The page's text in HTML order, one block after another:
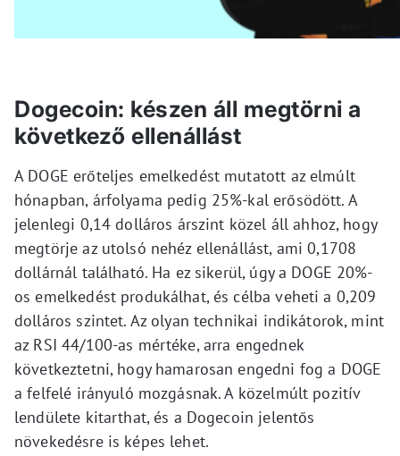
Dogecoin: készen áll megtörni a
következő ellenállást
A DOGE erőteljes emelkedést mutatott az elmúlt
hónapban, árfolyama pedig 25%-kal erősödött. A
jelenlegi 0,14 dolláros árszint közel áll ahhoz, hogy
megtörje az utolsó nehéz ellenállást, ami 0,1708
dollárnál található. Ha ez sikerül, úgy a DOGE 20%-
os emelkedést produkálhat, és célba veheti a 0,209
dolláros szintet. Az olyan technikai indikátorok, mint
az RSI 44/100-as mértéke, arra engednek
következtetni, hogy hamarosan engedni fog a DOGE
a felfelé irányuló mozgásnak. A közelmúlt pozitív
lendülete kitarthat, és a Dogecoin jelentős
növekedésre is képes lehet.